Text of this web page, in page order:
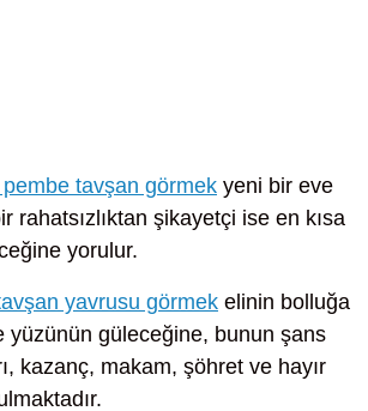
tavşan görmek yeni bir eve
rahatsızlıktan şikayetçi ise en kısa
yorulur.
yavrusu görmek elinin bolluğa
yüzünün güleceğine, bunun şans
kazanç, makam, şöhret ve hayır